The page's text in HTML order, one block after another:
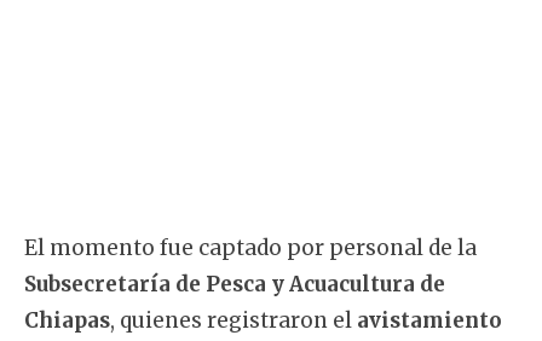
El momento fue captado por personal de la
Subsecretaría de Pesca y Acuacultura de
Chiapas, quienes registraron el avistamiento